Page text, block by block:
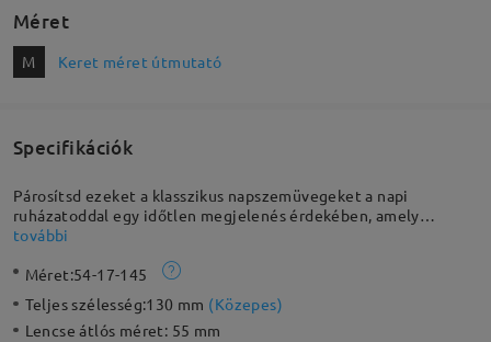
Méret
M Keret méret útmutató
Specifikációk
Párosítsd ezeket a klasszikus napszemüvegeket a napi
ruházatoddal egy időtlen megjelenés érdekében, amely
nagyszerű választás a mindennapi viselethez. Rendkívül tartós
további
Méret:54-17-145
Teljes szélesség:130 mm (Közepes)
Lencse átlós méret: 55 mm